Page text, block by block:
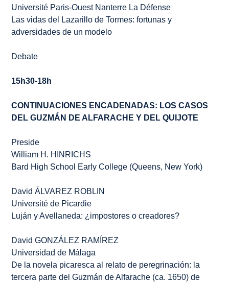
Université Paris-Ouest Nanterre La Défense
Las vidas del
Lazarillo de Tormes: fortunas y
adversidades de un modelo
Debate
15h30-18h
CONTINUACIONES ENCADENADAS: LOS CASOS
DEL GUZMÁN DE ALFARACHE Y DEL QUIJOTE
Preside
William H. HINRICHS
Bard High School Early College (Queens, New York)
David ÁLVAREZ ROBLIN
Université de Picardie
Luján y Avellaneda: ¿impostores o creadores?
David GONZÁLEZ RAMÍREZ
Universidad de Málaga
De la novela picaresca al relato de peregrinación: la
tercera parte del Guzmán de Alfarache (ca. 1650) de